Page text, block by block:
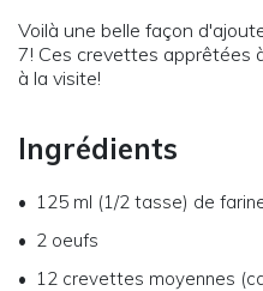
Voilà une belle façon
7! Ces crevettes apprêtées
à la visite!
Ingrédients
125 ml (1/2 tasse) de
2 oeufs
12 crevettes moyennes